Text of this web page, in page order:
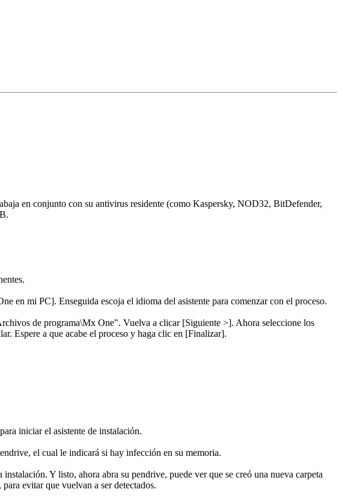
en conjunto con su antivirus residente (como Kaspersky, NOD32, BitDefender,
en mi PC]. Enseguida escoja el idioma del asistente para comenzar con el proceso.
de programa\Mx One". Vuelva a clicar [Siguiente >]. Ahora seleccione los
Espere a que acabe el proceso y haga clic en [Finalizar].
iniciar el asistente de instalación.
el cual le indicará si hay infección en su memoria.
Y listo, ahora abra su pendrive, puede ver que se creó una nueva carpeta
evitar que vuelvan a ser detectados.